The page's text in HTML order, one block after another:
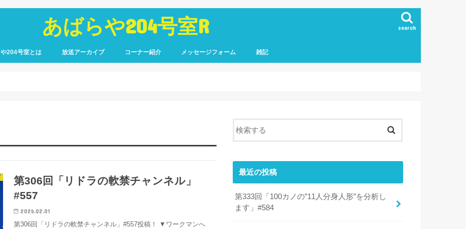
あばらや204号室R search
204号室とは 放送アーカイブ コーナー紹介 メッセージフォーム 雑記
第306回「リドラの軟禁チャンネル」
#557
2026.02.01
第306回「リドラの軟禁チャンネル」#557投稿！ ▼ワークマンへ
最近の投稿
第333回「100カノの”11人分身人形”を分析し
ます」#584